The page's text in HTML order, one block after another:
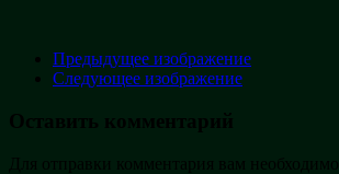
Предыдущее изображение
Следующее изображение
Оставить комментарий
Для отправки комментария вам необходимо